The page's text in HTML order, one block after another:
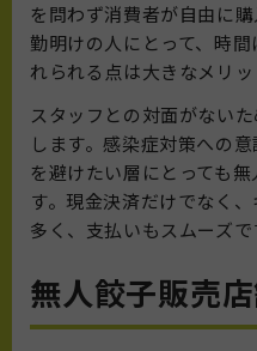
を問わず消費者が自由に
勤明けの人にとって、時
れられる点は大きなメリッ
スタッフとの対面がない
します。感染症対策への
を避けたい層にとっても
す。現金決済だけでなく
多く、支払いもスムーズで
無人餃子販売